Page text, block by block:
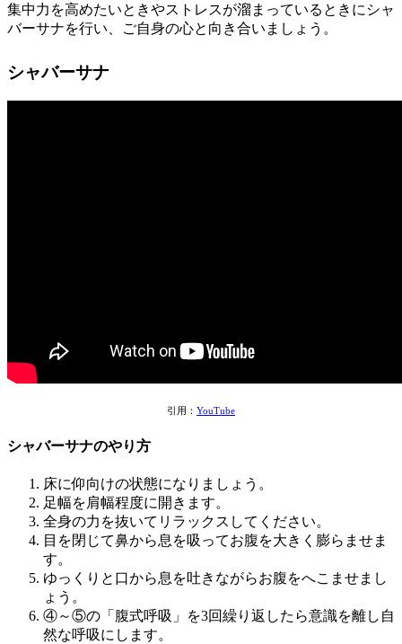
集中力を高めたいときやストレスが溜まっているときにシャ
バーサナを行い、ご自身の心と向き合いましょう。
シャバーサナ
引用： YouTube
シャバーサナのやり方
床に仰向けの状態になりましょう。
足幅を肩幅程度に開きます。
全身の力を抜いてリラックスしてください。
目を閉じて鼻から息を吸ってお腹を大きく膨らませま
す。
ゆっくりと口から息を吐きながらお腹をへこませまし
ょう。
④～⑤の「腹式呼吸」を3回繰り返したら意識を離し自
然な呼吸にします。